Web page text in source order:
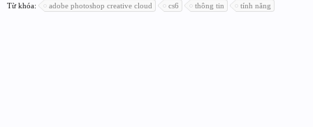
Từ khóa: adobe photoshop creative cloud cs6 thông tin tính năng